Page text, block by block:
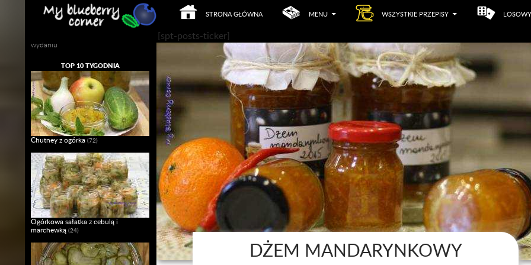
Szukaj
PRZEJDŹ DO TREŚCI
STRONA GŁÓWNA
MENU WSZYSTKIE PRZEPISY
[spt-posts-ticker]
DŻEM MANDARYNKOWY
wydaniu
TOP 10 TYGODNIA
Chutney z ogórka (72)
Ogórkowa sałatka z cebulą i
marchewką (24)